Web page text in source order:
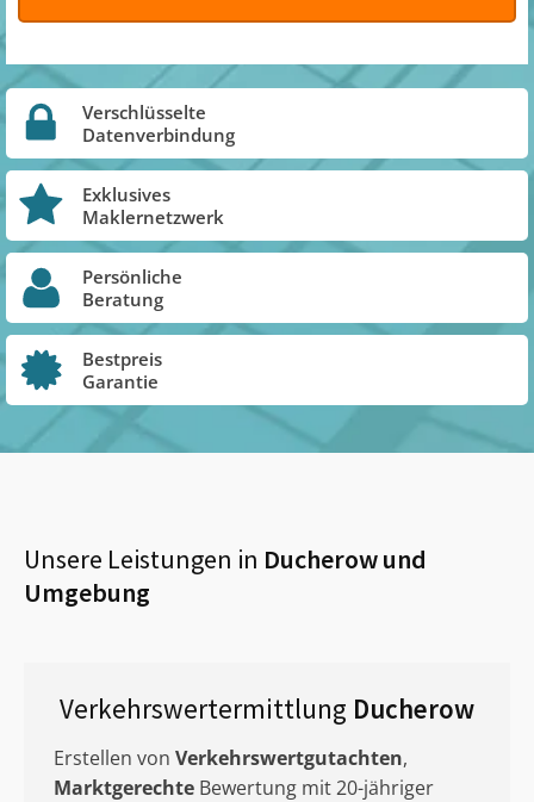
Verschlüsselte
Datenverbindung
Exklusives
Maklernetzwerk
Persönliche
Beratung
Bestpreis
Garantie
Unsere Leistungen in Ducherowund
Umgebung
Verkehrswertermittlung Ducherow
Erstellen von Verkehrswertgutachten,
Marktgerechte Bewertung mit 20-jähriger